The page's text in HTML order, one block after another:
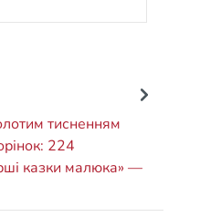
тисненням
224
казки малюка» —